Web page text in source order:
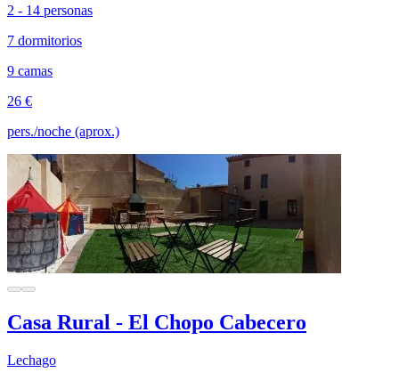
2 - 14 personas
7 dormitorios
9 camas
26 €
pers./noche (aprox.)
Casa Rural - El Chopo Cabecero
Lechago